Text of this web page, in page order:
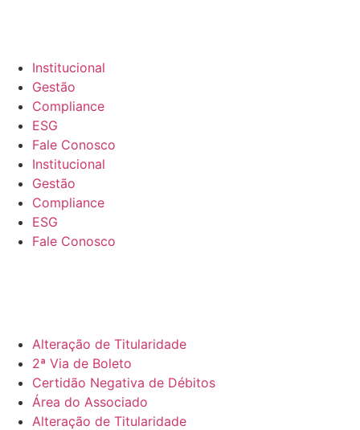
Institucional
Gestão
Compliance
ESG
Fale Conosco
Institucional
Gestão
Compliance
ESG
Fale Conosco
Alteração de Titularidade
2ª Via de Boleto
Certidão Negativa de Débitos
Área do Associado
Alteração de Titularidade